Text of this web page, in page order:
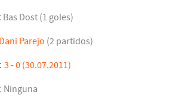
Bas Dost (1 goles)
Dani Parejo (2 partidos)
3 - 0 (30.07.2011)
Ninguna